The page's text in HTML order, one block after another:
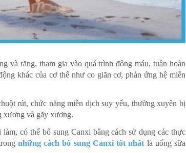
và răng, tham gia vào quá trình đông máu, tuần hoàn
khác của cơ thể như co giãn cơ, phản ứng hệ miễn
rút, chức năng miễn dịch suy yếu, thường xuyên bị
xương và gãy xương.
có thể bổ sung Canxi bằng cách sử dụng các thực
những cách bổ sung Canxi tốt nhất là uống sữa